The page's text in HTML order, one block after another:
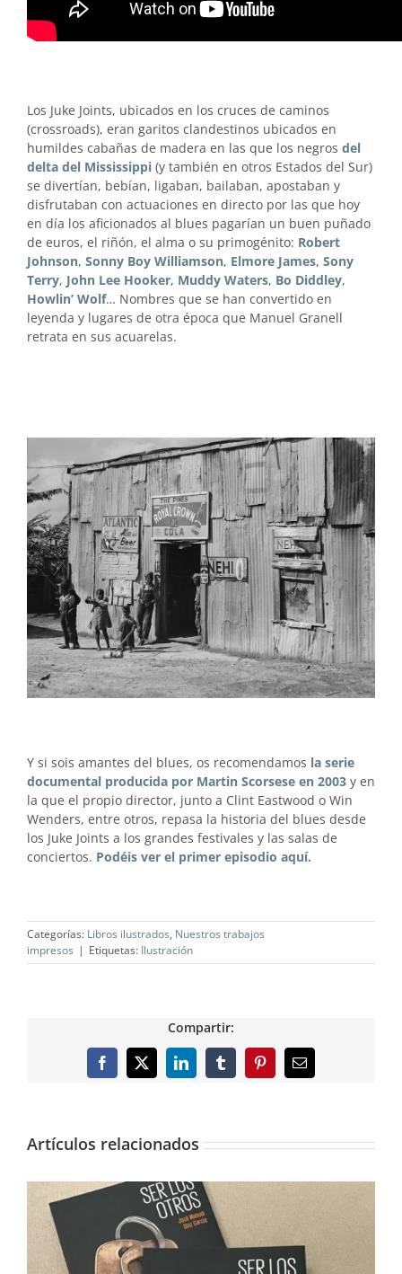
Los Juke Joints, ubicados en los cruces de caminos
(crossroads), eran garitos clandestinos ubicados en
humildes cabañas de madera en las que los negros del
delta del Mississippi (y también en otros Estados del Sur)
se divertían, bebían, ligaban, bailaban, apostaban y
disfrutaban con actuaciones en directo por las que hoy
en día los aficionados al blues pagarían un buen puñado
de euros, el riñón, el alma o su primogénito: Robert
Johnson, Sonny Boy Williamson, Elmore James, Sony
Terry, John Lee Hooker, Muddy Waters, Bo Diddley,
Howlin’ Wolf… Nombres que se han convertido en
leyenda y lugares de otra época que Manuel Granell
retrata en sus acuarelas.
Y si sois amantes del blues, os recomendamos la serie
documental producida por Martin Scorsese en 2003 y en
la que el propio director, junto a Clint Eastwood o Win
Wenders, entre otros, repasa la historia del blues desde
los Juke Joints a los grandes festivales y las salas de
conciertos. Podéis ver el primer episodio aquí.
Categorías: Libros ilustrados, Nuestros trabajos
impresos | Etiquetas: Ilustración
Compartir:
Facebook
X LinkedInTumblrPinterestCorreo
Artículos relacionados